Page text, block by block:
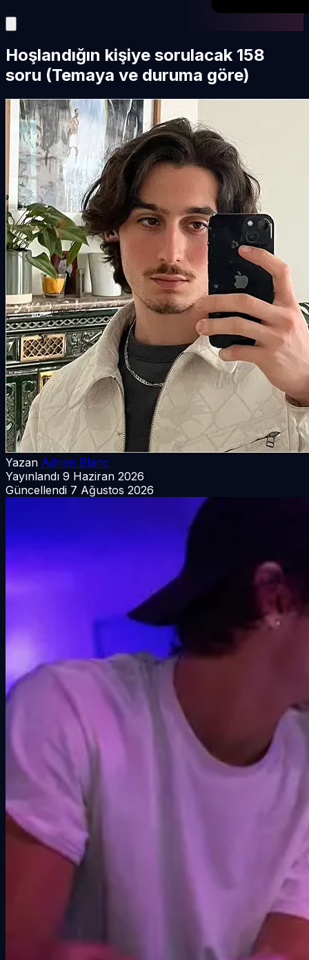
Hoşlandığın kişiye sorulacak 158
soru (Temaya ve duruma göre)
Yazan Adrien Blanc
Yayınlandı 9 Haziran 2026
Güncellendi 7 Ağustos 2026